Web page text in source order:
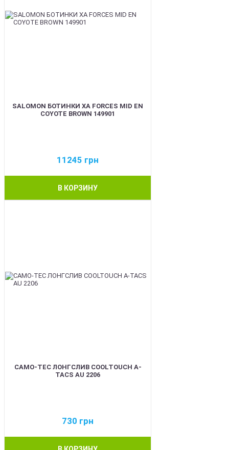
SALOMON БОТИНКИ XA FORCES MID EN
COYOTE BROWN 149901
11245 грн
В КОРЗИНУ
CAMO-TEC ЛОНГСЛИВ COOLTOUCH A-
TACS AU 2206
730 грн